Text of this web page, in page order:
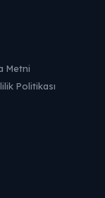
Metni
Politikası